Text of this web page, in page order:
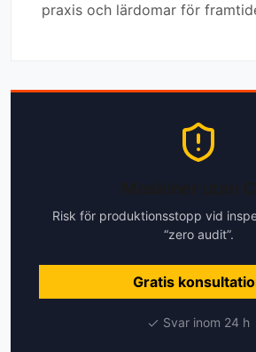
praxis och lärdomar för
Risk för produktionsstopp vid
“zero audit”.
Gratis
Svar inom 24 h